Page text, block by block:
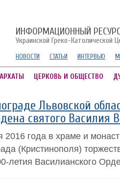
ИНФОРМАЦИОННЫЙ
Украинской Греко-Католической
НОВОСТИ СТАТЬИ ИНТЕРВЬЮ
ЦЕРКОВЬ И ОБЩЕСТВО
Львовской
святого Василия
2016 года в храме и
(Кристинополя)
летия Василианского